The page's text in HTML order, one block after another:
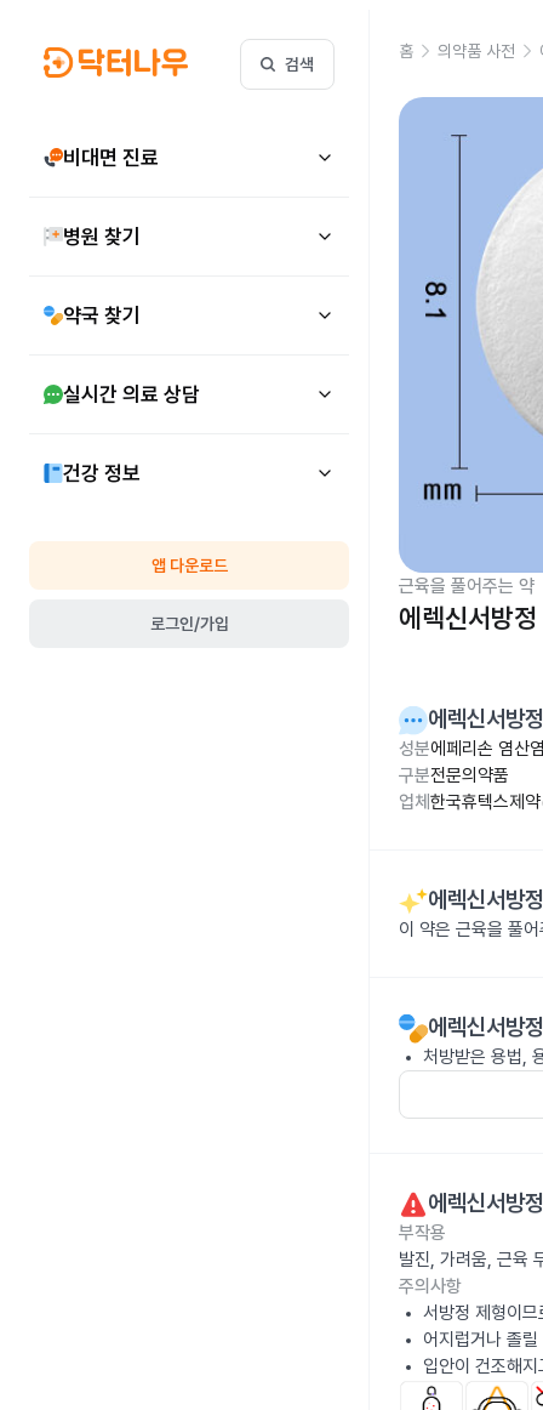
검색
비대면 진료
병원 찾기
약국 찾기
실시간 의료 상담
건강 정보
앱 다운로드
로그인/가입
홈 의약품 사전
근육을 풀어주는 약
에렉신서방
에렉신서방
성분에페리손 염산
구분전문의약품
업체 한국휴텍스제
에렉신서방
이 약은 근육을 풀
에렉신서방
처방받은 용법,
에렉신서방
부작용
발진, 가려움, 근육
주의사항
서방정 제형이
어지럽거나 졸
입안이 건조해